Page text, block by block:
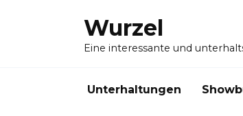
Wurzel
Eine interessante und
Unterhaltungen